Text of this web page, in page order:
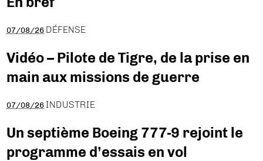
07/08/26 DÉFENSE
Vidéo – Pilote de Tigre, de la prise en
main aux missions de guerre
07/08/26 INDUSTRIE
Un septième Boeing 777-9 rejoint le
programme d’essais en vol